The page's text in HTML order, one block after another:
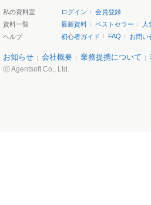
私の資料室 ログイン
会員登録
資料一覧
最新資料 ベストセラー 人
ヘルプ
初心者ガイド FAQ お問い
お知らせ 会社概要 業務提携について
ⓒ Agentsoft Co., Ltd.